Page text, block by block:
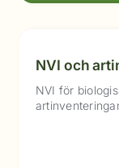
NVI och
NVI för